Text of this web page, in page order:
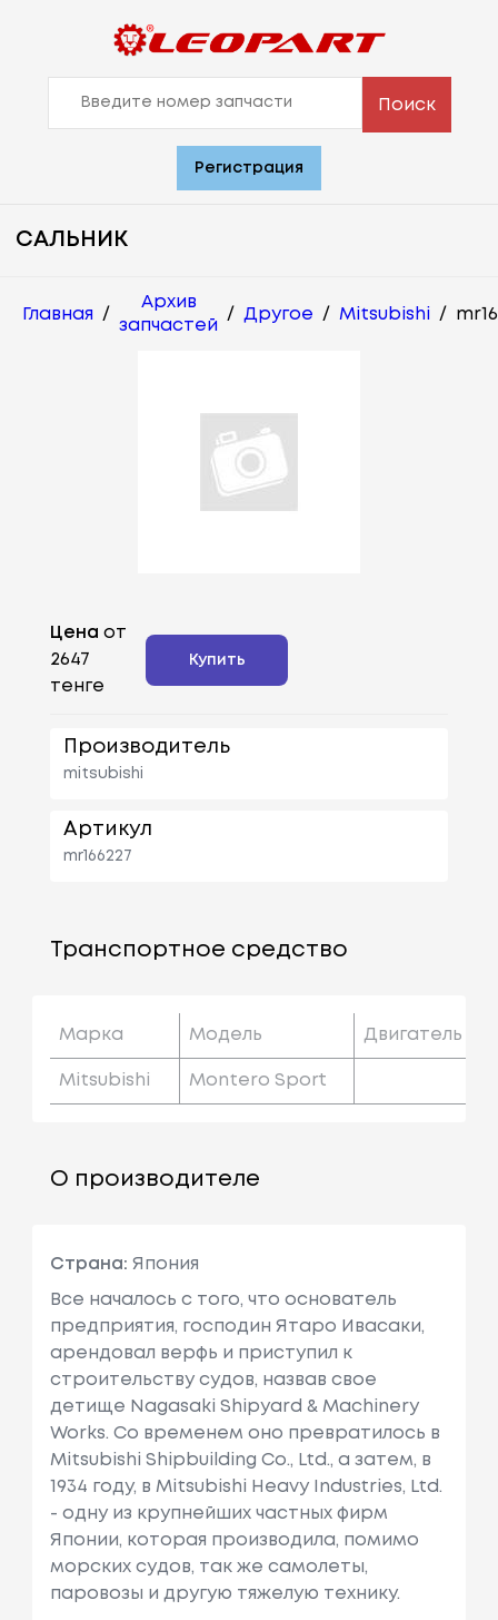
Поиск
Регистрация
САЛЬНИК
Главная /
Архив
запчастей
/ Другое / Mitsubishi /
Цена от
2647
тенге
Купить
Производитель
mitsubishi
Артикул
mr166227
Транспортное средство
Марка Модель Двигатель
Mitsubishi Montero Sport
О производителе
Страна: Япония
Все началось с того, что основатель
предприятия, господин Ятаро Ивасаки,
арендовал верфь и приступил к
строительству судов, назвав свое
детище Nagasaki Shipyard & Machinery
Works. Со временем оно превратилось в
Mitsubishi Shipbuilding Co., Ltd., а затем, в
1934 году, в Mitsubishi Heavy Industries, Ltd.
- одну из крупнейших частных фирм
Японии, которая производила, помимо
морских судов, так же самолеты,
паровозы и другую тяжелую технику.